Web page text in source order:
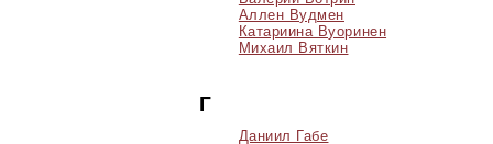
Аллен Вудмен
Катариина Вуоринен
Михаил Вяткин
Г
Даниил Габе